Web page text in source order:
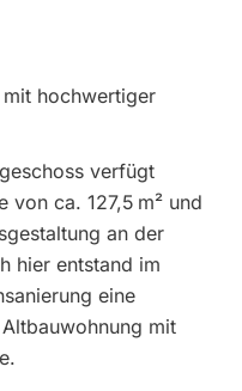
hochwertiger
verfügt
von ca. 127,5 m² und
an der
hier entstand im
eine
mit